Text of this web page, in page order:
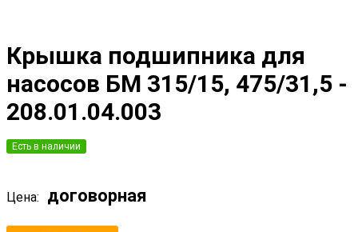
Крышка подшипника для
насосов БМ 315/15, 475/31,5 -
208.01.04.003
Есть в наличии
Цена: договорная